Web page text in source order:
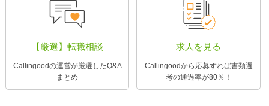
【厳選】転職相談
Callingoodの運営が厳選したQ&A
まとめ
求人を見る
Callingoodから応募すれば書類選
考の通過率が80％！